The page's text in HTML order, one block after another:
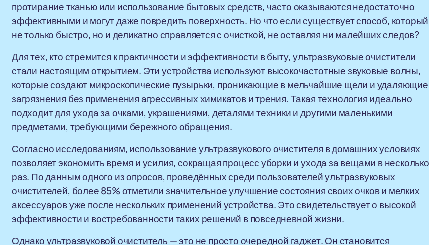
протирание тканью или использование бытовых средств, часто оказываются недостаточно
эффективными и могут даже повредить поверхность. Но что если существует способ, который
не только быстро, но и деликатно справляется с очисткой, не оставляя ни малейших следов?
Для тех, кто стремится к практичности и эффективности в быту, ультразвуковые очистители
стали настоящим открытием. Эти устройства используют высокочастотные звуковые волны,
которые создают микроскопические пузырьки, проникающие в мельчайшие щели и удаляющие
загрязнения без применения агрессивных химикатов и трения. Такая технология идеально
подходит для ухода за очками, украшениями, деталями техники и другими маленькими
предметами, требующими бережного обращения.
Согласно исследованиям, использование ультразвукового очистителя в домашних условиях
позволяет экономить время и усилия, сокращая процесс уборки и ухода за вещами в несколько
раз. По данным одного из опросов, проведённых среди пользователей ультразвуковых
очистителей, более 85% отметили значительное улучшение состояния своих очков и мелких
аксессуаров уже после нескольких применений устройства. Это свидетельствует о высокой
эффективности и востребованности таких решений в повседневной жизни.
Однако ультразвуковой очиститель — это не просто очередной гаджет. Он становится